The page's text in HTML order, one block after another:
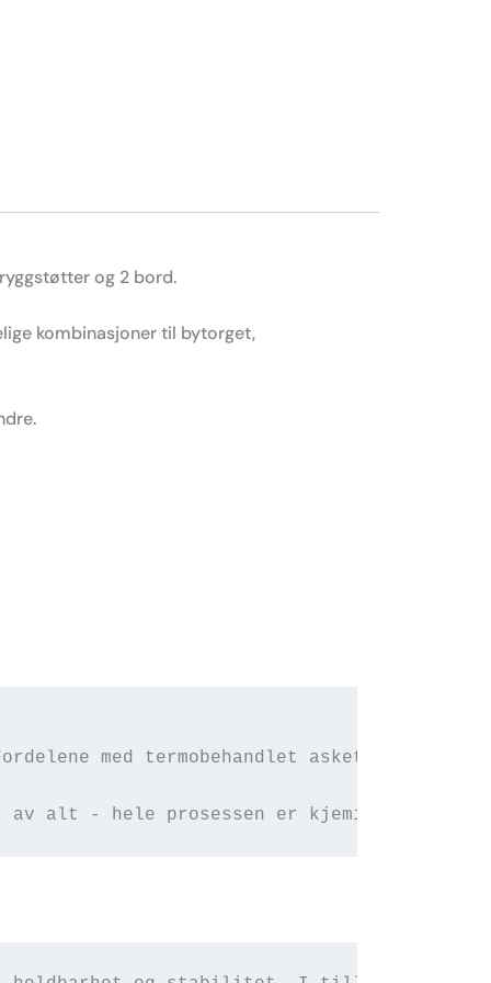
og 2 bord.
kombinasjoner til bytorget,
Fordelene med termobehandlet
av alt - hele prosessen er kjemisk fri.